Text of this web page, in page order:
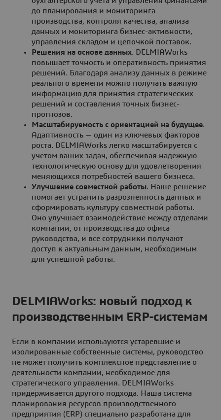
до планирования и мониторинга
производства, контроля качества, анализа
данных и мониторинга бизнес-активности,
управления складом и цепочкой поставок.
Решения на основе данных. DELMIAWorks
повышает точность и оперативность принятия
решений. Благодаря анализу данных в режиме
реального времени можно получать важную
информацию для принятия стратегических
решений и составления точных бизнес-
прогнозов.
Масштабируемость с ориентацией на будущее.
Адаптивность — один из ключевых факторов
роста. DELMIAWorks легко масштабируется с
учетом ваших задач, обеспечивая надежную
технологическую основу для удовлетворения
меняющихся потребностей вашего бизнеса.
Улучшение совместной работы. Наше решение
помогает устранить разрозненность данных и
сформировать культуру совместной работы.
Оно улучшает взаимодействие между отделами
компании, от производства до офиса
руководства, и все сотрудники получают
доступ к актуальным данным, необходимым
для успешной работы.
DELMIAWorks: новый подход к
производственным ERP-системам
Если в компании используются устаревшие и
изолированные собственные системы, руководство
не может получить комплексное представление о
деятельности компании, необходимое для
стратегического управления. DELMIAWorks
придерживается другого подхода. Наша система
планирования ресурсов производственного
предприятия (ERP) специально разработана для